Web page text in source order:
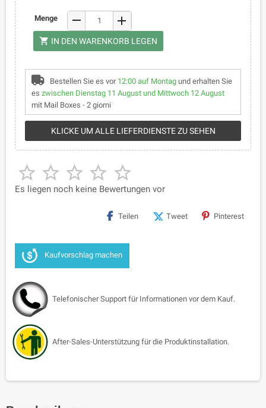
Menge remove add
shopping_cart IN DEN WARENKORB LEGEN
Bestellen Sie es vor 12:00 auf Montag und erhalten Sie
es zwischen Dienstag 11 August und Mittwoch 12 August
mit Mail Boxes - 2 giorni
KLICKE UM ALLE LIEFERDIENSTE ZU SEHEN
    
Es liegen noch keine Bewertungen vor
Teilen Tweet Pinterest
Kaufvorschlag machen
Telefonischer Support für Informationen vor dem Kauf.
After-Sales-Unterstützung für die Produktinstallation.